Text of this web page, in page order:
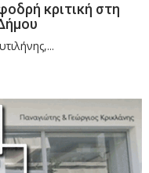
κριτική στη